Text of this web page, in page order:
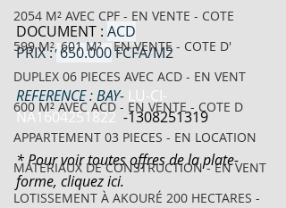
2054 M² AVEC CPF - EN VENTE - COTE
599 M², 601 M² - EN VENTE - COTE D'
DUPLEX 06 PIECES AVEC ACD - EN VENT
600 M² AVEC ACD - EN VENTE - COTE D
APPARTEMENT 03 PIECES - EN LOCATION
MATERIAUX DE CONSTRUCTION - EN VENT
LOTISSEMENT À AKOURÉ 200 HECTARES -
DOCUMENT : ACD
PRIX : 650.000 FCFA/M2
REFERENCE : BAY- LU-CI-
NA1604251822 -1308251319
* Pour voir toutes offres de la plate-
forme, cliquez ici.